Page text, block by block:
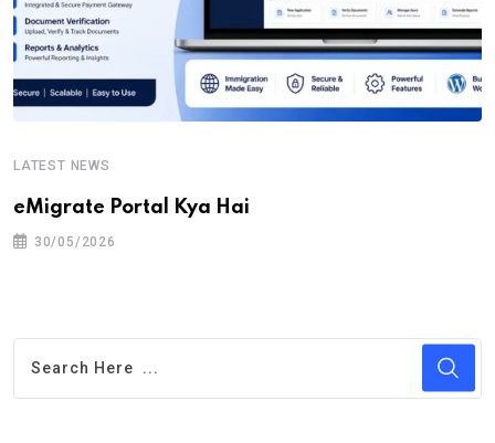
LATEST NEWS
eMigrate Portal Kya Hai
30/05/2026